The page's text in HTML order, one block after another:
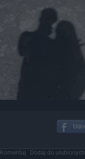
Komentuj Dodaj do ulubionych